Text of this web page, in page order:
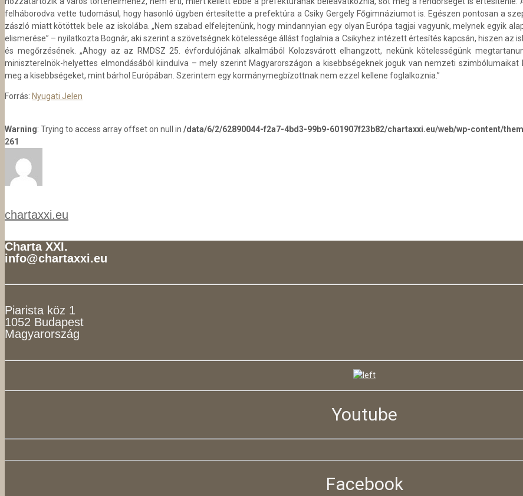
felháborodva vette tudomásul, hogy hasonló ügyben értesítette a prefektúra a Csiky Gergely Főgimnáziumot is. Egészen pontosan a
zászló miatt kötöttek bele az iskolába. „Nem szabad elfelejtenünk, hogy mindannyian egy olyan Európa tagjai vagyunk, melynek egyik
elismerése” – nyilatkozta Bognár, aki szerint a szövetségnek kötelessége állást foglalnia a Csikyhez intézett értesítés kapcsán, hiszen az
és megőrzésének. „Ahogy az az RMDSZ 25. évfordulójának alkalmából Kolozsvárott elhangzott, nekünk kötelességünk
miniszterelnök-helyettes elmondásából kiindulva – mely szerint Magyarországon a kisebbségeknek joguk van nemzeti
meg a kisebbségeket, mint bárhol Európában. Szerintem egy kormánymegbízottnak nem ezzel kellene foglalkoznia.”
Forrás: Nyugati Jelen
Warning: Trying to access array offset on null in /data/6/2/62890044-f2a7-4bd3-99b9-601907f23b82/chartaxxi.eu/web/wp-content/
261
chartaxxi.eu
Charta XXI.
info@chartaxxi.eu
Piarista köz 1
1052 Budapest
Magyarország
Youtube
Facebook